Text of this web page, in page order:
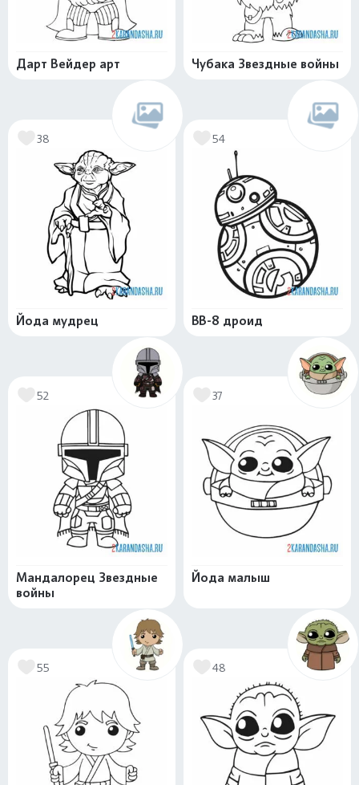
Дарт Вейдер арт Чубака Звездные войны
38
Йода мудрец
54
BB-8 дроид
52
Мандалорец Звездные
войны
37
Йода малыш
55 48